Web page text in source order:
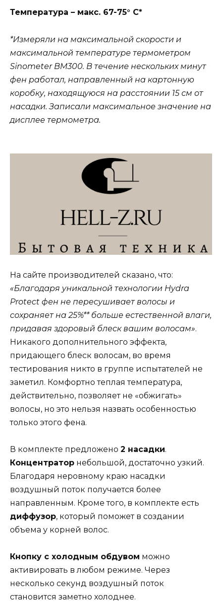
Температура – макс. 67-75° С*
*Измеряли на максимальной скорости и
максимальной температуре термометром
Sinometer BM300. В течение нескольких минут
фен работал, направленный на картонную
коробку, находящуюся на расстоянии 15 см от
насадки. Записали максимальное значение на
дисплее термометра.
На сайте производителей сказано, что:
«Благодаря уникальной технологии Hydra
Protect фен не пересушивает волосы и
сохраняет на 25%** больше естественной влаги,
придавая здоровый блеск вашим волосам».
Никакого дополнительного эффекта,
придающего блеск волосам, во время
тестирования никто в группе испытателей не
заметил. Комфортно теплая температура,
действительно, позволяет не «обжигать»
волосы, но это нельзя назвать особенностью
только этого фена.
В комплекте предложено 2 насадки.
Концентратор небольшой, достаточно узкий.
Благодаря неровному краю насадки
воздушный поток получается более
направленным. Кроме того, в комплекте есть
диффузор, который поможет в создании
объема у корней волос.
Кнопку с холодным обдувом можно
активировать в любом режиме. Через
несколько секунд воздушный поток
становится заметно холоднее.